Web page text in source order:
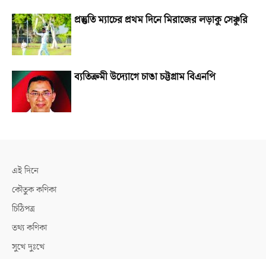
প্রস্তুতি ম্যাচের প্রথম দিনে মিরাজের লড়াকু সেঞ্চুরি
ব্যতিক্রমী উদ্যোগে চাঙা চট্টগ্রাম বিএনপি
এই দিনে
কৌতুক কণিকা
চিঠিপত্র
তথ্য কণিকা
সুখে দুঃখে